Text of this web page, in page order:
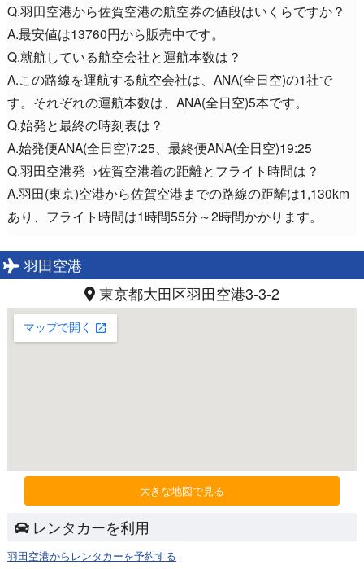
Q.羽田空港から佐賀空港の航空券の値段はいくらですか？
A.最安値は13760円から販売中です。
Q.就航している航空会社と運航本数は？
A.この路線を運航する航空会社は、ANA(全日空)の1社で
す。それぞれの運航本数は、ANA(全日空)5本です。
Q.始発と最終の時刻表は？
A.始発便ANA(全日空)7:25、最終便ANA(全日空)19:25
Q.羽田空港発→佐賀空港着の距離とフライト時間は？
A.羽田(東京)空港から佐賀空港までの路線の距離は1,130km
あり、フライト時間は1時間55分～2時間かかります。
羽田空港
東京都大田区羽田空港3-3-2
大きな地図で見る
レンタカーを利用
羽田空港からレンタカーを予約する